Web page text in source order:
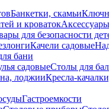
Банкетки, скамьи
и кроваток
для безопасности
Качели садовые
бани
садовыеСтолы для
лоджииКресла-
Гастроемкости